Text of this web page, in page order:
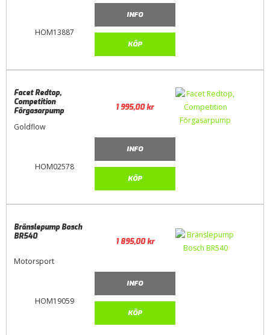
HOM13887
INFO
KÖP
HOM02578
Facet Redtop,
Competition
Förgasarpump
Goldflow
1 995,00kr
INFO
KÖP
HOM19059
Bränslepump Bosch
BR540
Motorsport
1 895,00kr
INFO
KÖP